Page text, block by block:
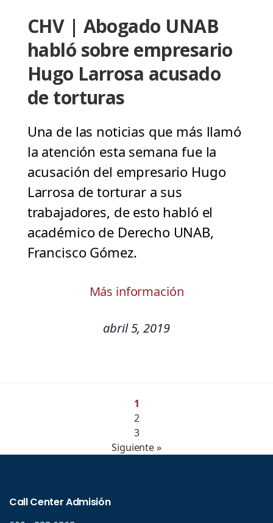
CHV | Abogado UNAB
habló sobre empresario
Hugo Larrosa acusado
de torturas
Una de las noticias que más llamó
la atención esta semana fue la
acusación del empresario Hugo
Larrosa de torturar a sus
trabajadores, de esto habló el
académico de Derecho UNAB,
Francisco Gómez.
Más información
abril 5, 2019
1
2
3
Siguiente »